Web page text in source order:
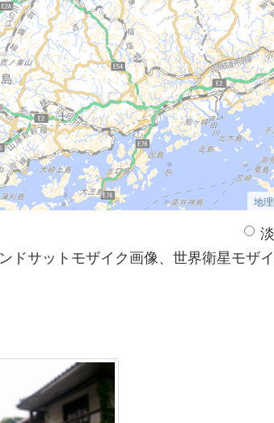
地
ドサットモザイク画像、世界衛星モザ